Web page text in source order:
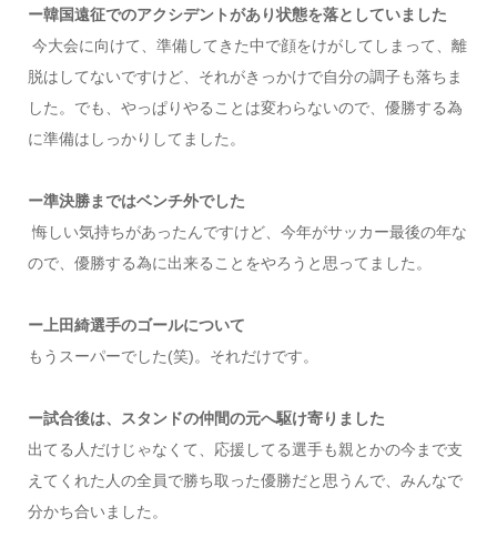
ー韓国遠征でのアクシデントがあり状態を落としていました
今大会に向けて、準備してきた中で顔をけがしてしまって、離
脱はしてないですけど、それがきっかけで自分の調子も落ちま
した。でも、やっぱりやることは変わらないので、優勝する為
に準備はしっかりしてました。
ー準決勝まではベンチ外でした
悔しい気持ちがあったんですけど、今年がサッカー最後の年な
ので、優勝する為に出来ることをやろうと思ってました。
ー上田綺選手のゴールについて
もうスーパーでした(笑)。それだけです。
ー試合後は、スタンドの仲間の元へ駆け寄りました
出てる人だけじゃなくて、応援してる選手も親とかの今まで支
えてくれた人の全員で勝ち取った優勝だと思うんで、みんなで
分かち合いました。